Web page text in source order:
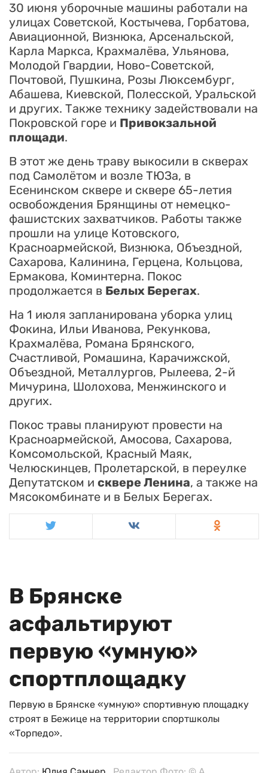
30 июня уборочные машины работали на
улицах Советской, Костычева, Горбатова,
Авиационной, Визнюка, Арсенальской,
Карла Маркса, Крахмалёва, Ульянова,
Молодой Гвардии, Ново-Советской,
Почтовой, Пушкина, Розы Люксембург,
Абашева, Киевской, Полесской, Уральской
и других. Также технику задействовали на
Покровской горе и Привокзальной
площади.
В этот же день траву выкосили в скверах
под Самолётом и возле ТЮЗа, в
Есенинском сквере и сквере 65-летия
освобождения Брянщины от немецко-
фашистских захватчиков. Работы также
прошли на улице Котовского,
Красноармейской, Визнюка, Объездной,
Сахарова, Калинина, Герцена, Кольцова,
Ермакова, Коминтерна. Покос
продолжается в Белых Берегах.
На 1 июля запланирована уборка улиц
Фокина, Ильи Иванова, Рекункова,
Крахмалёва, Романа Брянского,
Счастливой, Ромашина, Карачижской,
Объездной, Металлургов, Рылеева, 2-й
Мичурина, Шолохова, Менжинского и
других.
Покос травы планируют провести на
Красноармейской, Амосова, Сахарова,
Комсомольской, Красный Маяк,
Челюскинцев, Пролетарской, в переулке
Депутатском и сквере Ленина, а также на
Мясокомбинате и в Белых Берегах.
В Брянске
асфальтируют
первую «умную»
спортплощадку
Первую в Брянске «умную» спортивную площадку
строят в Бежице на территории спортшколы
«Торпедо».